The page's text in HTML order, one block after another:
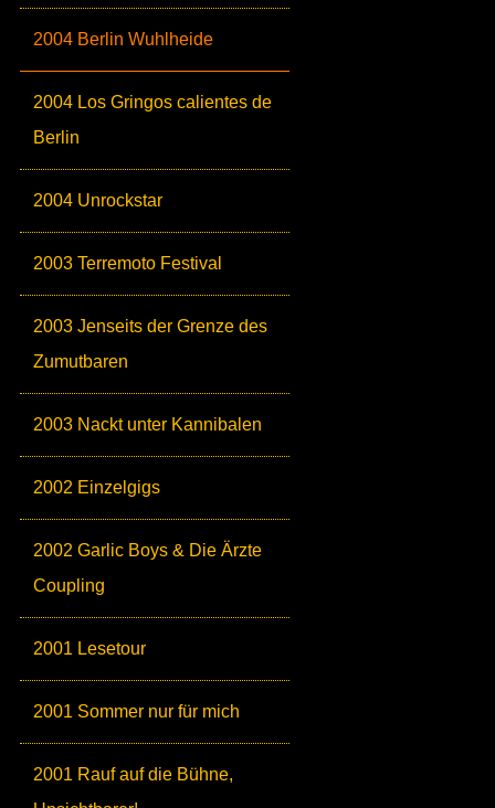
2004 Berlin Wuhlheide
2004 Los Gringos calientes de
Berlin
2004 Unrockstar
2003 Terremoto Festival
2003 Jenseits der Grenze des
Zumutbaren
2003 Nackt unter Kannibalen
2002 Einzelgigs
2002 Garlic Boys & Die Ärzte
Coupling
2001 Lesetour
2001 Sommer nur für mich
2001 Rauf auf die Bühne,